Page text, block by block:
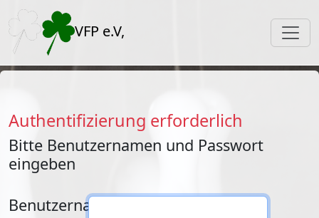
VFP e.V,
Authentifizierung erforderlich
Bitte Benutzernamen und Passwort
eingeben
Benutzername: